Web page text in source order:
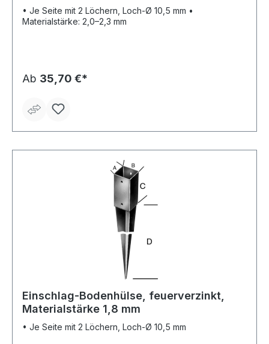
• Je Seite mit 2 Löchern, Loch-Ø 10,5 mm •
Materialstärke: 2,0–2,3 mm
Ab 35,70 €*
Einschlag-Bodenhülse, feuerverzinkt,
Materialstärke 1,8 mm
• Je Seite mit 2 Löchern, Loch-Ø 10,5 mm